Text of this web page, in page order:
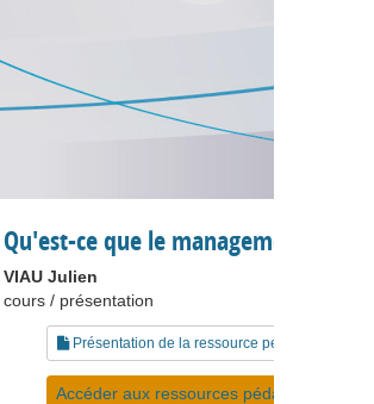
Qu'est-ce que le management ?
VIAU Julien
cours / présentation
Présentation de la ressource pédagogique
Accéder aux ressources pédagogiques